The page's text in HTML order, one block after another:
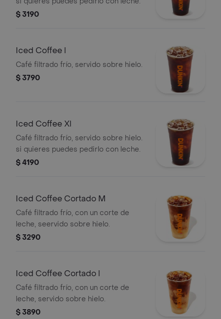
$ 3190
Iced Coffee l
Café filtrado frío, servido sobre hielo.
$ 3790
Iced Coffee Xl
Café filtrado frío, servido sobre hielo.
si quieres puedes pedirlo con leche.
$ 4190
Iced Coffee Cortado M
Café filtrado frío, con un corte de
leche, seervido sobre hielo.
$ 3290
Iced Coffee Cortado l
Café filtrado frío, con un corte de
leche, servido sobre hielo.
$ 3890